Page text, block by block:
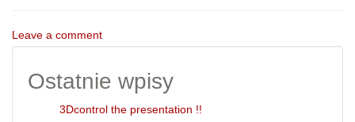
Leave a comment
Ostatnie wpisy
3Dcontrol the presentation !!